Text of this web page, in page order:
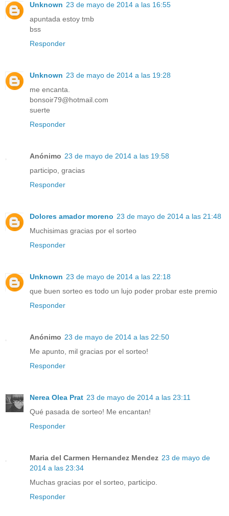
Unknown 23 de mayo de 2014 a las 16:55
apuntada estoy tmb
bss
Responder
Unknown 23 de mayo de 2014 a las 19:28
me encanta.
bonsoir79@hotmail.com
suerte
Responder
Anónimo 23 de mayo de 2014 a las 19:58
participo, gracias
Responder
Dolores amador moreno 23 de mayo de 2014 a las 21:48
Muchisimas gracias por el sorteo
Responder
Unknown 23 de mayo de 2014 a las 22:18
que buen sorteo es todo un lujo poder probar este premio
Responder
Anónimo 23 de mayo de 2014 a las 22:50
Me apunto, mil gracias por el sorteo!
Responder
Nerea Olea Prat 23 de mayo de 2014 a las 23:11
Qué pasada de sorteo! Me encantan!
Responder
Maria del Carmen Hernandez Mendez 23 de mayo de
2014 a las 23:34
Muchas gracias por el sorteo, participo.
Responder